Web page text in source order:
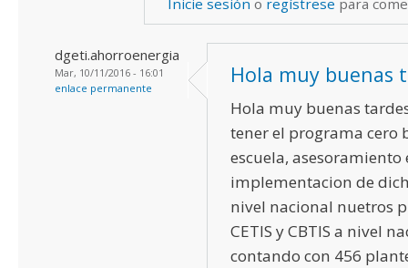
dgeti.ahorroenergia
Mar, 10/11/2016 - 16:01
enlace permanente
Hola muy buenas
Hola muy buenas
tener el programa cero
escuela, asesoramiento
implementacion de
nivel nacional nuetros
CETIS y CBTIS a nivel
contando con 456